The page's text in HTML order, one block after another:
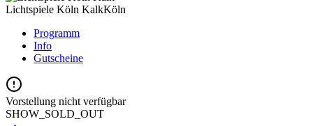
Lichtspiele Köln KalkKöln
Programm
Info
Gutscheine
Vorstellung nicht verfügbar
SHOW_SOLD_OUT